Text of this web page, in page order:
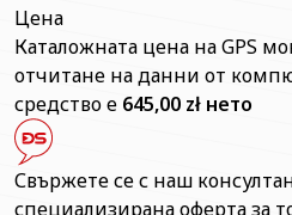
Цена
Каталожната цена на GPS
отчитане на данни от
средство е 645,00 zł нето
Свържете се с наш
специализирана оферта за